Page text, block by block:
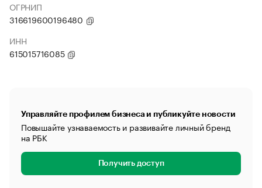
ОГРНИП
316619600196480
ИНН
615015716085
Управляйте профилем бизнеса и публикуйте новости
Повышайте узнаваемость и развивайте личный бренд
на РБК
Получить доступ